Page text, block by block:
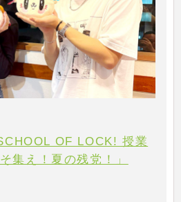
OF LOCK! 授業
集え！夏の残党！」